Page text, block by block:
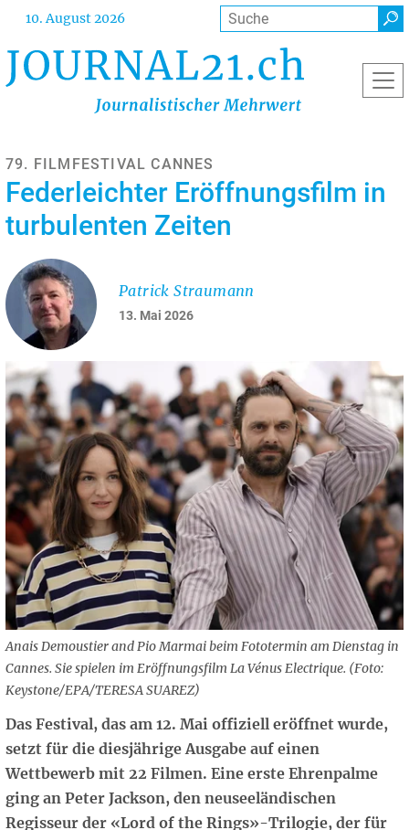
Direkt
Inhalt
10. August 2026 Suche
79. FILMFESTIVAL CANNES
Federleichter Eröffnungsfilm in
turbulenten Zeiten
13. Mai 2026
Patrick Straumann
Anais Demoustier and Pio Marmai beim Fototermin am Dienstag in
Cannes. Sie spielen im Eröffnungsfilm La Vénus Electrique. (Foto:
Keystone/EPA/TERESA SUAREZ)
Das Festival, das am 12. Mai offiziell eröffnet wurde,
setzt für die diesjährige Ausgabe auf einen
Wettbewerb mit 22 Filmen. Eine erste Ehrenpalme
ging an Peter Jackson, den neuseeländischen
Regisseur der «Lord of the Rings»-Trilogie, der für